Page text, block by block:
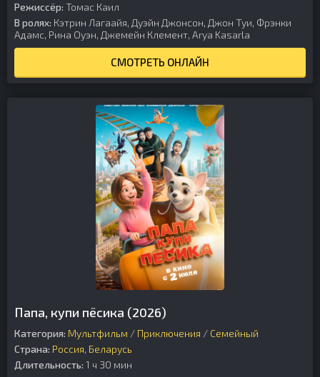
Режиссёр: Томас Каил
В ролях: Кэтрин Лагаайя, Дуэйн Джонсон, Джон Туи, Фрэнки
Адамс, Рина Оуэн, Джемейн Клемент, Arya Kasarla
СМОТРЕТЬ ОНЛАЙН
Папа, купи пёсика (2026)
Категория: Мультфильм / Приключения / Семейный
Страна: Россия, Беларусь
Длительность: 1 ч 30 мин